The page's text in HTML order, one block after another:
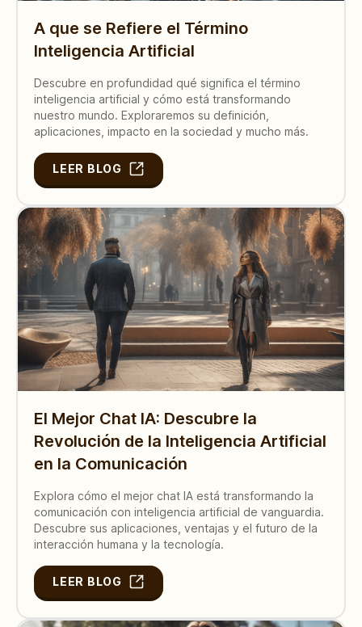
A que se Refiere el Término
Inteligencia Artificial
Descubre en profundidad qué significa el término
inteligencia artificial y cómo está transformando
nuestro mundo. Exploraremos su definición,
aplicaciones, impacto en la sociedad y mucho más.
LEER BLOG
El Mejor Chat IA: Descubre la
Revolución de la Inteligencia Artificial
en la Comunicación
Explora cómo el mejor chat IA está transformando la
comunicación con inteligencia artificial de vanguardia.
Descubre sus aplicaciones, ventajas y el futuro de la
interacción humana y la tecnología.
LEER BLOG